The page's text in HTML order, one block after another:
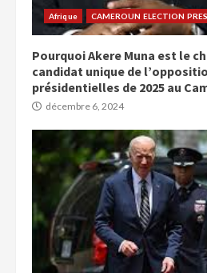
Afrique CAMEROUN ELECTION
Pourquoi Akere Muna est le
candidat unique de
présidentielles de 2025 au
décembre 6, 2024